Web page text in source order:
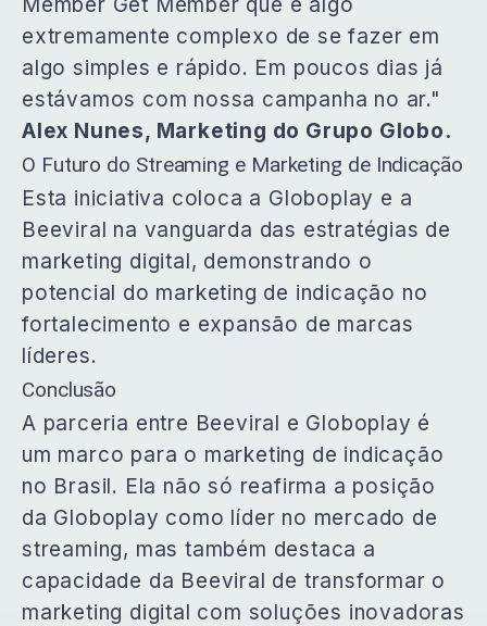
extremamente complexo de se fazer em
algo simples e rápido. Em poucos dias já
estávamos com nossa campanha no ar."
Alex Nunes, Marketing do Grupo Globo.
O Futuro do Streaming e Marketing de Indicação
Esta iniciativa coloca a Globoplay e a
Beeviral na vanguarda das estratégias de
marketing digital, demonstrando o
potencial do marketing de indicação no
fortalecimento e expansão de marcas
líderes.
Conclusão
A parceria entre Beeviral e Globoplay é
um marco para o marketing de indicação
no Brasil. Ela não só reafirma a posição
da Globoplay como líder no mercado de
streaming, mas também destaca a
capacidade da Beeviral de transformar o
marketing digital com soluções inovadoras